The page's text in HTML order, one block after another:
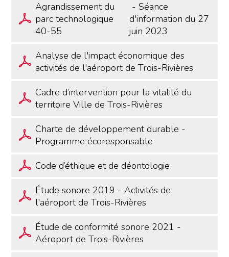
Agrandissement du
parc technologique
40-55
- Séance
d'information du 27
juin 2023
Analyse de l'impact économique des
activités de l'aéroport de Trois-Rivières
Cadre d’intervention pour la vitalité du
territoire Ville de Trois-Rivières
Charte de développement durable -
Programme écoresponsable
Code d’éthique et de déontologie
Étude sonore 2019 - Activités de
l'aéroport de Trois-Rivières
Étude de conformité sonore 2021 -
Aéroport de Trois-Rivières